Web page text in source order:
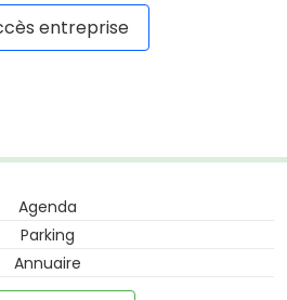
entreprise
Agenda
Parking
Annuaire